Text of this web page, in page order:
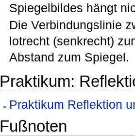
Spiegelbildes hängt
Die Verbindungslinie
lotrecht (senkrecht)
Abstand zum Spiegel.
Praktikum:
Praktikum Reflektion
Fußnoten